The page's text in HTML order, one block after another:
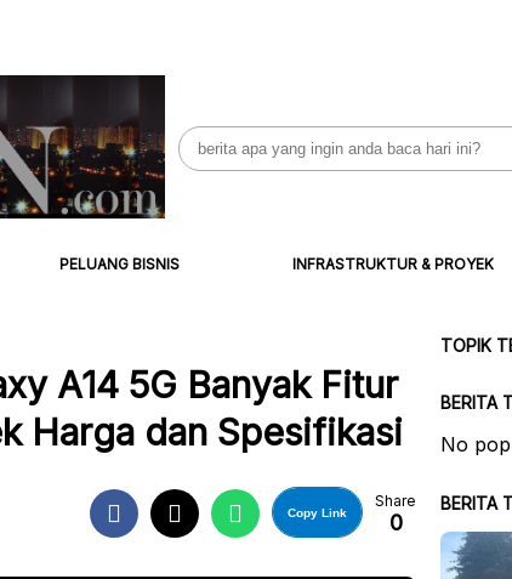
Search
for:
PELUANG BISNIS INFRASTRUKTUR & PROYEK
A14 5G Banyak Fitur
Harga dan Spesifikasi
Copy Link
Share
0
TOPIK
BERITA
No
BERITA